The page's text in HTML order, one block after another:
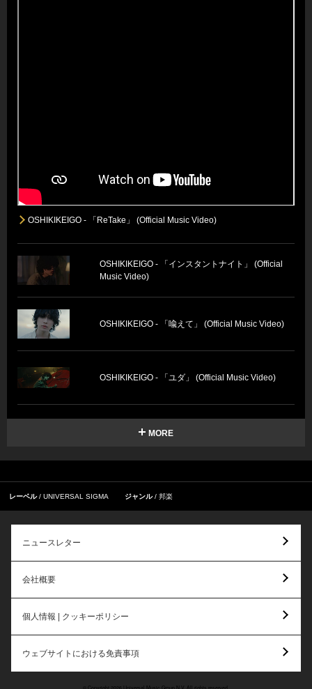
OSHIKIKEIGO - 「ReTake」 (Official Music Video)
OSHIKIKEIGO - 「インスタントナイト」 (Official
Music Video)
OSHIKIKEIGO - 「喩えて」 (Official Music Video)
OSHIKIKEIGO - 「ユダ」 (Official Music Video)
MORE
レーベル UNIVERSAL SIGMA ジャンル 邦楽
ニュースレター
会社概要
個人情報 | クッキーポリシー
ウェブサイトにおける免責事項